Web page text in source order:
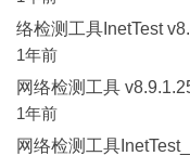
络检测工具InetTest
1年前
网络检测工具
1年前
网络检测工具